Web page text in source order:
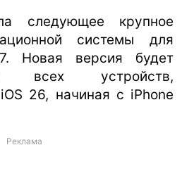
следующее крупное
системы для
Новая версия будет
всех устройств,
26, начиная с iPhone
Реклама